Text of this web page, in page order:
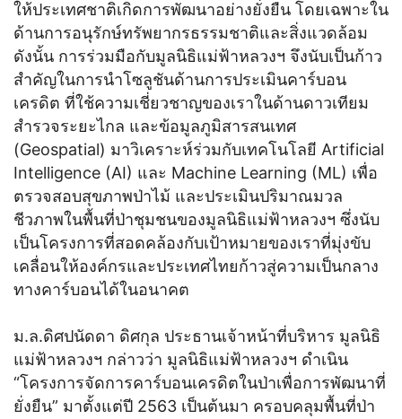
ให้ประเทศชาติเกิดการพัฒนาอย่างยั่งยืน โดยเฉพาะใน
ด้านการอนุรักษ์ทรัพยากรธรรมชาติและสิ่งแวดล้อม
ดังนั้น การร่วมมือกับมูลนิธิแม่ฟ้าหลวงฯ จึงนับเป็นก้าว
สําคัญในการนำโซลูชันด้านการประเมินคาร์บอน
เครดิต ที่ใช้ความเชี่ยวชาญของเราในด้านดาวเทียม
สำรวจระยะไกล และข้อมูลภูมิสารสนเทศ
(Geospatial) มาวิเคราะห์ร่วมกับเทคโนโลยี Artificial
Intelligence (AI) และ Machine Learning (ML) เพื่อ
ตรวจสอบสุขภาพป่าไม้ และประเมินปริมาณมวล
ชีวภาพในพื้นที่ป่าชุมชนของมูลนิธิแม่ฟ้าหลวงฯ ซึ่งนับ
เป็นโครงการที่สอดคล้องกับเป้าหมายของเราที่มุ่งขับ
เคลื่อนให้องค์กรและประเทศไทยก้าวสู่ความเป็นกลาง
ทางคาร์บอนได้ในอนาคต
ม.ล.ดิศปนัดดา ดิศกุล ประธานเจ้าหน้าที่บริหาร มูลนิธิ
แม่ฟ้าหลวงฯ กล่าวว่า มูลนิธิแม่ฟ้าหลวงฯ ดำเนิน
“โครงการจัดการคาร์บอนเครดิตในป่าเพื่อการพัฒนาที่
ยั่งยืน” มาตั้งแต่ปี 2563 เป็นต้นมา ครอบคลุมพื้นที่ป่า